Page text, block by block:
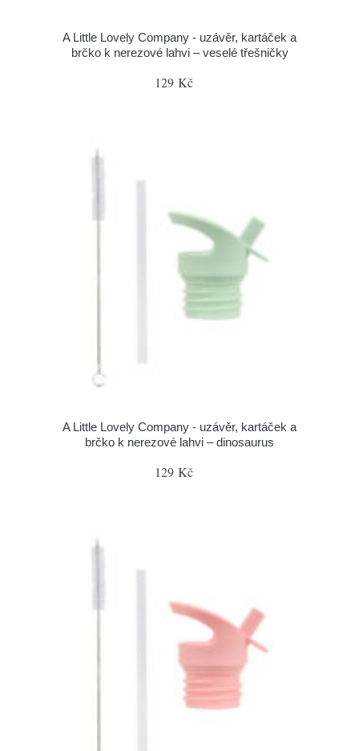
A Little Lovely Company - uzávěr, kartáček a
brčko k nerezové lahvi – veselé třešničky
129 Kč
A Little Lovely Company - uzávěr, kartáček a
brčko k nerezové lahvi – dinosaurus
129 Kč